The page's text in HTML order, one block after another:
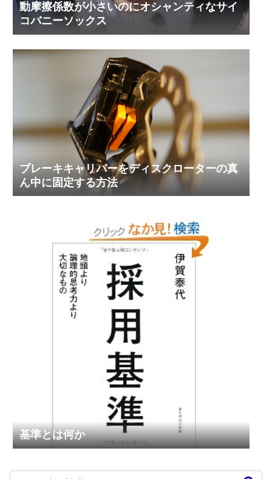
動摩擦係数が小さいのにオシャンティなサイ
コバニーソックス
ブレーキキャリパーをディスクローターの真
ん中に固定する方法
基準とは何か